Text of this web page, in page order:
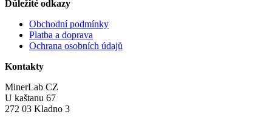
Důležité odkazy
Obchodní podmínky
Platba a doprava
Ochrana osobních údajů
Kontakty
MinerLab CZ
U kaštanu 67
272 03 Kladno 3